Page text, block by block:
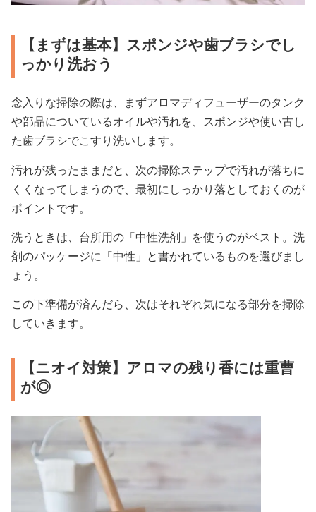
【まずは基本】スポンジや歯ブラシでし
っかり洗おう
念入りな掃除の際は、まずアロマディフューザーのタンク
や部品についているオイルや汚れを、スポンジや使い古し
た歯ブラシでこすり洗いします。
汚れが残ったままだと、次の掃除ステップで汚れが落ちに
くくなってしまうので、最初にしっかり落としておくのが
ポイントです。
洗うときは、台所用の「中性洗剤」を使うのがベスト。洗
剤のパッケージに「中性」と書かれているものを選びまし
ょう。
この下準備が済んだら、次はそれぞれ気になる部分を掃除
していきます。
【ニオイ対策】アロマの残り香には重曹
が◎